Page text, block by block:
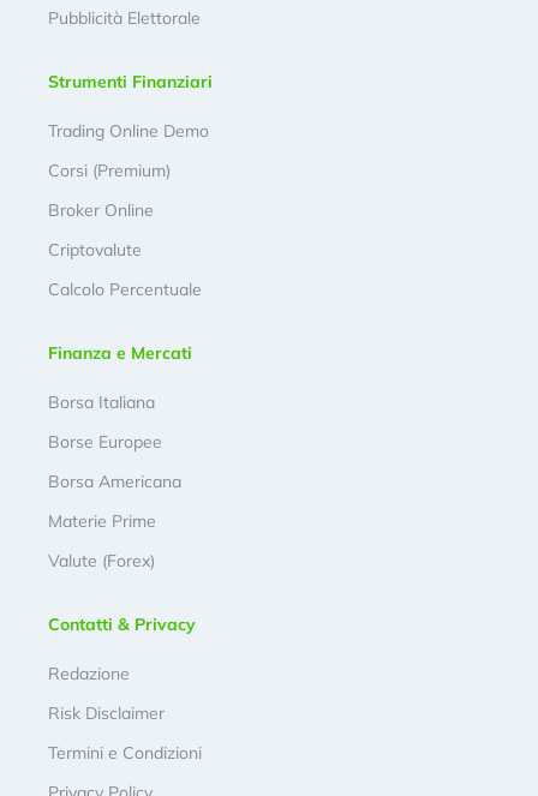
Pubblicità Elettorale
Strumenti Finanziari
Trading Online Demo
Corsi (Premium)
Broker Online
Criptovalute
Calcolo Percentuale
Finanza e Mercati
Borsa Italiana
Borse Europee
Borsa Americana
Materie Prime
Valute (Forex)
Contatti & Privacy
Redazione
Risk Disclaimer
Termini e Condizioni